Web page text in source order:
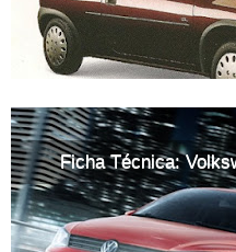
Ficha Técnica: